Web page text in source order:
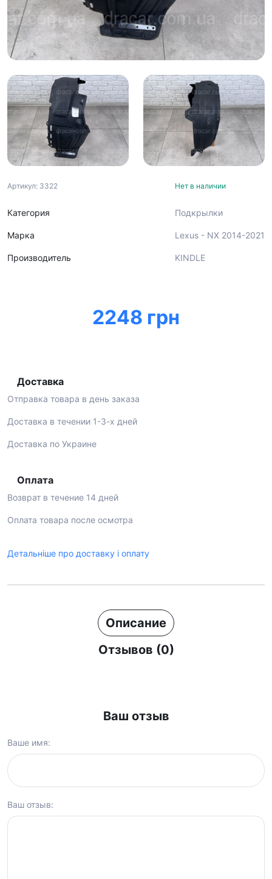
Артикул: 3322
Категория
Марка
Производитель
Нет в наличии
Подкрылки
Lexus - NX 2014-2021
KINDLE
2248 грн
Доставка
Отправка товара в день заказа
Доставка в течении 1-3-х дней
Доставка по Украине
Оплата
Возврат в течение 14 дней
Оплата товара после осмотра
Детальніше про доставку і оплату
Описание
Отзывов (0)
Ваш отзыв
Ваше имя:
Ваш отзыв: